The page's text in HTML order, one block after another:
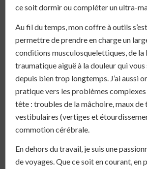
ce soit dormir ou compléter un ultra-
Au fil du temps, mon coffre à outils
permettre de prendre en charge un
conditions musculosquelettiques, de la
traumatique aiguë à la douleur qui
depuis bien trop longtemps. J’ai aussi
pratique vers les problèmes complexes
tête : troubles de la mâchoire, maux
vestibulaires (vertiges et
commotion cérébrale.
En dehors du travail, je suis une
de voyages. Que ce soit en courant, en